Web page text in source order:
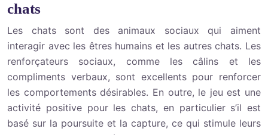
chats
Les chats sont des animaux sociaux qui aiment
interagir avec les êtres humains et les autres chats. Les
renforçateurs sociaux, comme les câlins et les
compliments verbaux, sont excellents pour renforcer
les comportements désirables. En outre, le jeu est une
activité positive pour les chats, en particulier s’il est
basé sur la poursuite et la capture, ce qui stimule leurs